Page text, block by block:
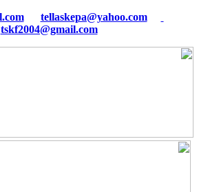
tellaskepa@yahoo.com
tskf2004@gmail.com